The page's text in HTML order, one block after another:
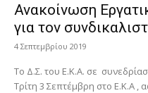
Ανακοίνωση
για τον
4 Σεπτεμβρίου 2019
Το Δ.Σ. του Ε.Κ.Α. σε
Τρίτη 3 Σεπτέμβρη στο Ε.Κ.Α ,